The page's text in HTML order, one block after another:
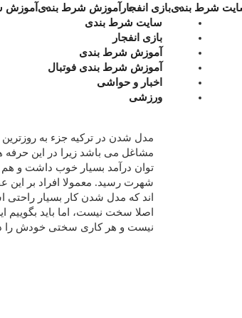
شرط بندیبازی انفجار آموزش شرط بندی آموزش
سایت شرط بندی
بازی انفجار
آموزش شرط بندی
آموزش شرط بندی فوتبال
اخبار و حواشی
ورزشی
مدل شدن در ترکیه جزء به روزترین
مشاغل می باشد زیرا در این
توان درآمد بسیار خوب داشت و هم
شهرت رسید. معمولا افراد بر این
اند که مدل شدن کار بسیار راحتی
اصلا سخت نیست، اما باید بگوییم
نیست و هر کاری سختی خودش را